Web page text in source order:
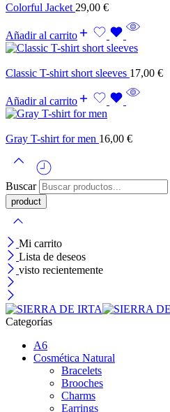
Colorful Jacket 29,00 €
Añadir al carrito
Classic T-shirt short sleeves 17,00 €
Añadir al carrito
Gray T-shirt for men 16,00 €
Buscar
Mi carrito
Lista de deseos
visto recientemente
Categorías
A6
Cosmética Natural
Bracelets
Brooches
Charms
Earrings